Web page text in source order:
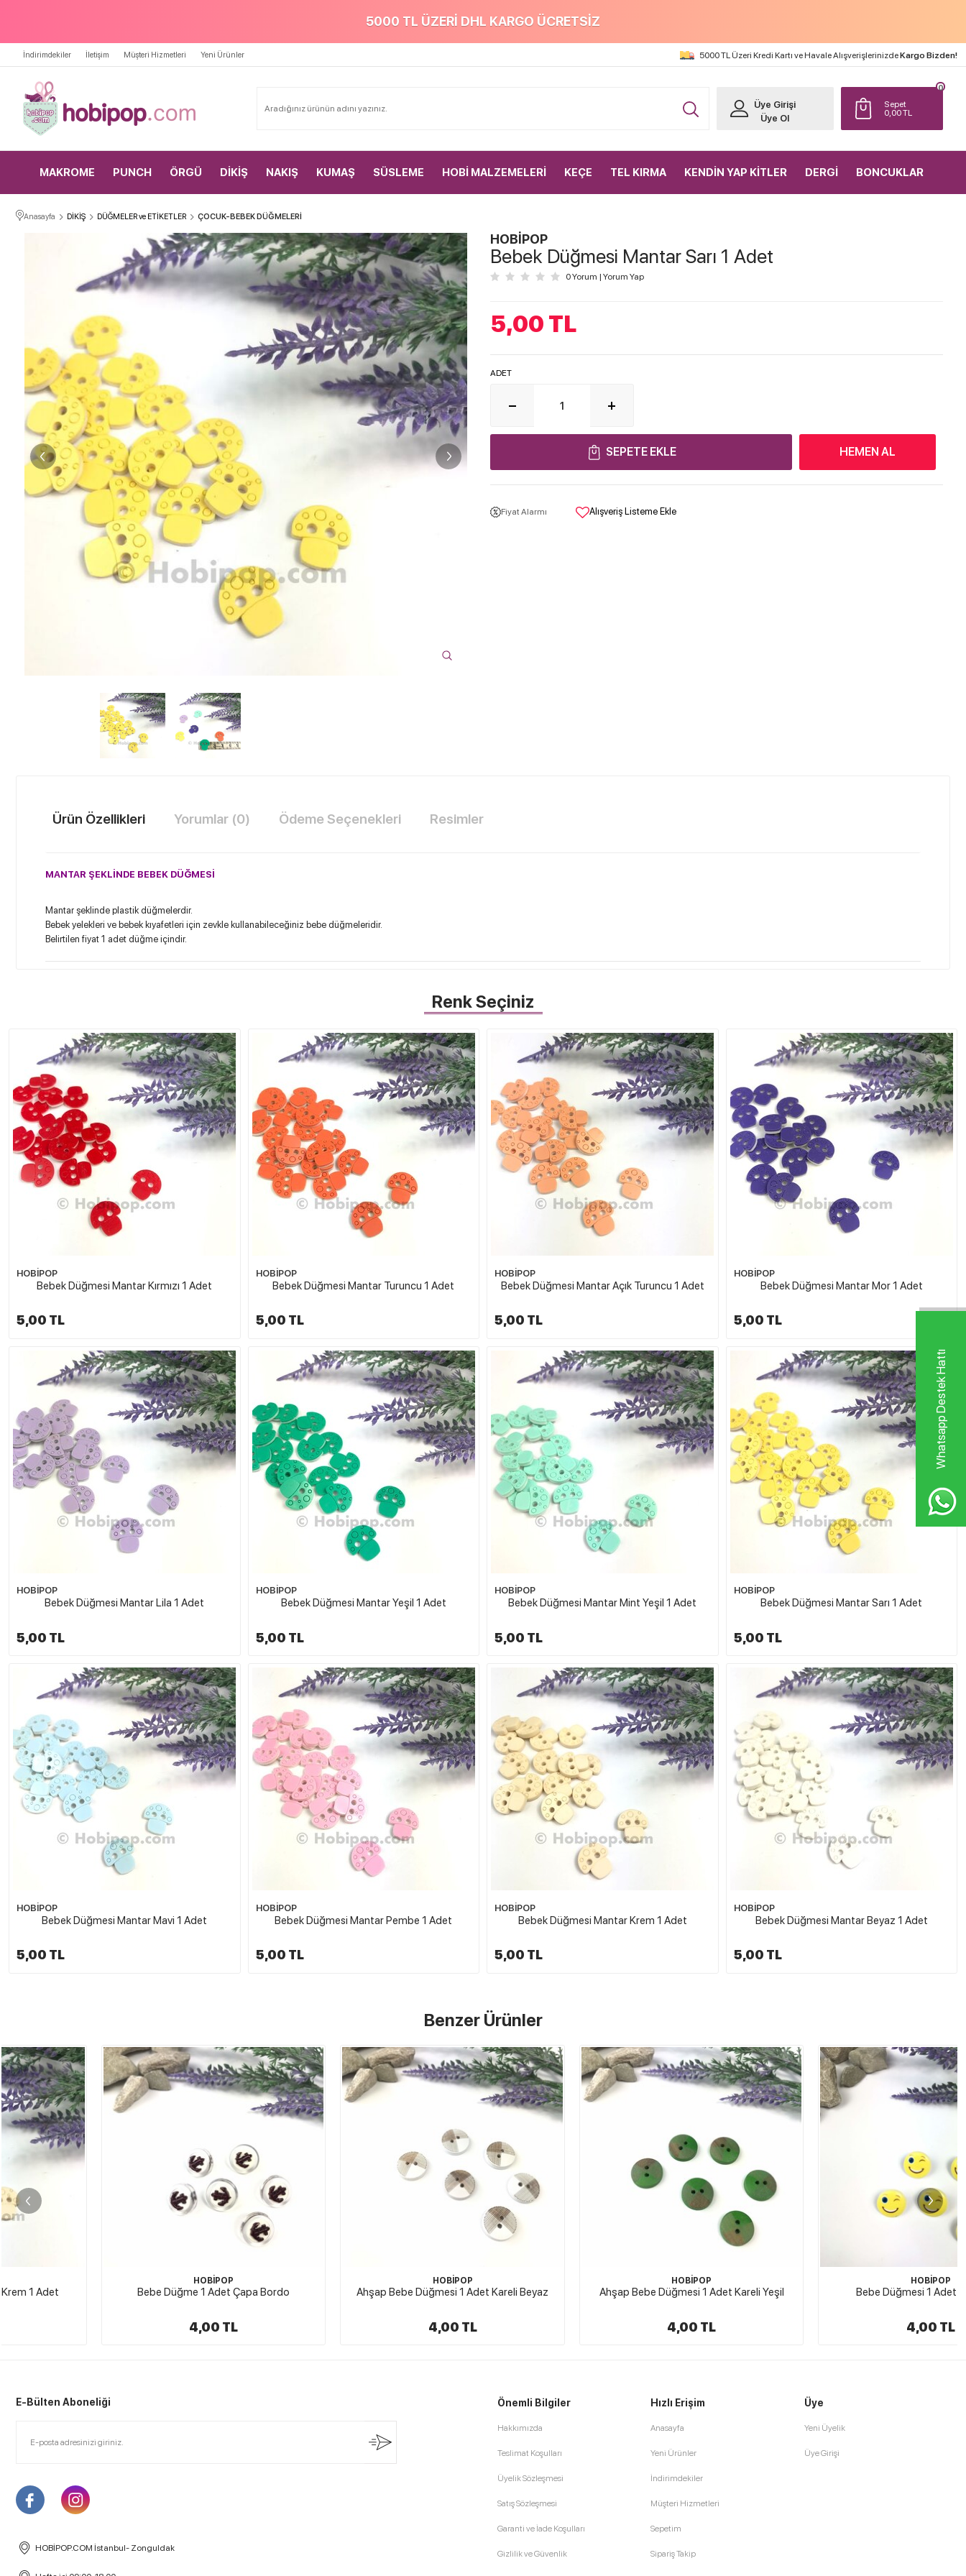
Whatsapp Destek Hattı
5000 TL ÜZERİ DHL KARGO ÜCRETSİZ
İndirimdekiler İletişim Müşteri Hizmetleri Yeni Ürünler 5000 TL Üzeri Kredi Kartı ve Havale AlışverişlerinizdeKargo Bizden!
Sepet
0,00TL
0
Üye Girişi
Üye Ol
MAKROME PUNCH ÖRGÜ DİKİŞ NAKIŞ KUMAŞ SÜSLEME HOBİ MALZEMELERİ KEÇE TEL KIRMA KENDİN YAP KİTLER DERGİ BONCUKLAR
Anasayfa DİKİŞ DÜĞMELER ve ETİKETLER ÇOCUK-BEBEK DÜĞMELERİ
HOBİPOP
Bebek Düğmesi Mantar Sarı 1 Adet
0 Yorum | Yorum Yap
5,00 TL
ADET
SEPETE EKLE HEMEN AL
Fiyat Alarmı Alışveriş Listeme Ekle
Ürün Özellikleri Yorumlar (0) Ödeme Seçenekleri Resimler
MANTAR ŞEKLİNDE BEBEK DÜĞMESİ
Mantar şeklinde plastik düğmelerdir.
Bebek yelekleri ve bebek kıyafetleri için zevkle kullanabileceğiniz bebe düğmeleridir.
Belirtilen fiyat 1 adet düğme içindir.
Renk Seçiniz
HOBİPOP
Bebek Düğmesi Mantar Kırmızı 1 Adet
5,00 TL
HOBİPOP
Bebek Düğmesi Mantar Turuncu 1 Adet
5,00 TL
HOBİPOP
Bebek Düğmesi Mantar Açık Turuncu 1 Adet
5,00 TL
HOBİPOP
Bebek Düğmesi Mantar Mor 1 Adet
5,00 TL
HOBİPOP
Bebek Düğmesi Mantar Lila 1 Adet
5,00 TL
HOBİPOP
Bebek Düğmesi Mantar Yeşil 1 Adet
5,00 TL
HOBİPOP
Bebek Düğmesi Mantar Mint Yeşil 1 Adet
5,00 TL
HOBİPOP
Bebek Düğmesi Mantar Sarı 1 Adet
5,00 TL
HOBİPOP
Bebek Düğmesi Mantar Mavi 1 Adet
5,00 TL
HOBİPOP
Bebek Düğmesi Mantar Pembe 1 Adet
5,00 TL
HOBİPOP
Bebek Düğmesi Mantar Krem 1 Adet
5,00 TL
HOBİPOP
Bebek Düğmesi Mantar Beyaz 1 Adet
5,00 TL
Benzer Ürünler
Bebe Düğme 1 Adet Çapa Bordo Ahşap Bebe Düğmesi 1 Adet Kareli Beyaz Ahşap Bebe Düğmesi 1 Adet Kareli Yeşil Bebe Düğmesi 1 Adet Smiley 03
E-Bülten Aboneliği
HOBİPOP.COM İstanbul- Zonguldak
Önemli Bilgiler
Hakkımızda
Teslimat Koşulları
Üyelik Sözleşmesi
Satış Sözleşmesi
Garanti ve İade Koşulları
Gizlilik ve Güvenlik
Hızlı Erişim
Anasayfa
Yeni Ürünler
İndirimdekiler
Müşteri Hizmetleri
Sepetim
Sipariş Takip
Üye
Yeni Üyelik
Üye Girişi